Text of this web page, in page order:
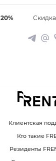
20%
Клиентская
Кто такие
Резиденты